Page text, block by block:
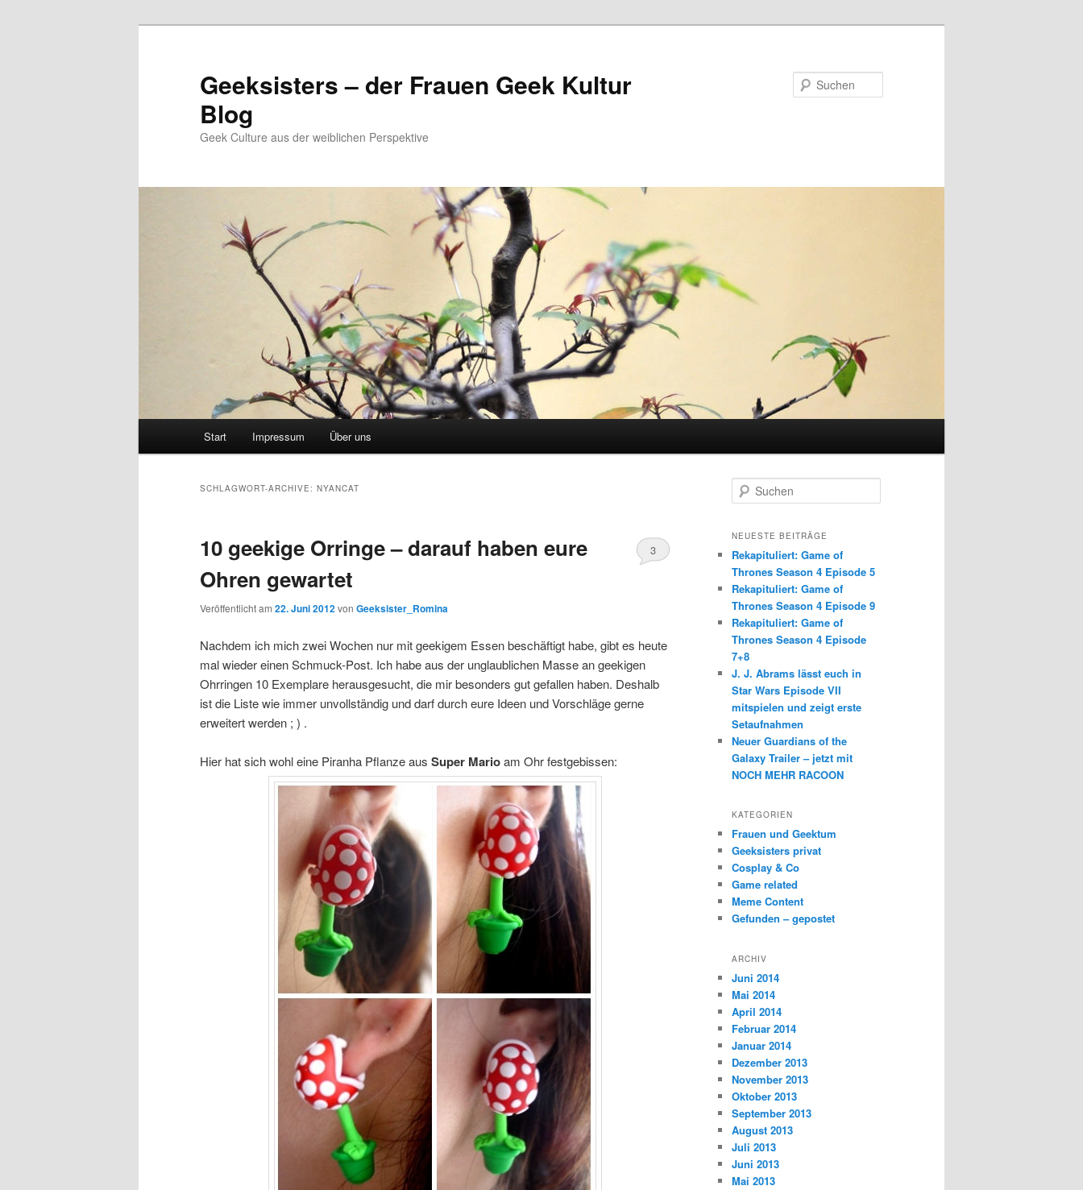
Geeksisters – der Frauen Geek Kultur
Blog
Geek Culture aus der weiblichen Perspektive
Start Impressum Über uns
SCHLAGWORT-ARCHIVE: NYANCAT
10 geekige Orringe – darauf haben eure
Ohren gewartet
Veröffentlicht am 22. Juni 2012von Geeksister_Romina
3
Nachdem ich mich zwei Wochen nur mit geekigem Essen beschäftigt habe, gibt es heute
mal wieder einen Schmuck-Post. Ich habe aus der unglaublichen Masse an geekigen
Ohrringen 10 Exemplare herausgesucht, die mir besonders gut gefallen haben. Deshalb
ist die Liste wie immer unvollständig und darf durch eure Ideen und Vorschläge gerne
erweitert werden ; ) .
Hier hat sich wohl eine Piranha Pflanze aus Super Marioam Ohr festgebissen:
u
h
n
NEUESTE BEITRÄGE
Rekapituliert: Game of
Thrones Season 4 Episode 5
Rekapituliert: Game of
Thrones Season 4 Episode 9
Rekapituliert: Game of
Thrones Season 4 Episode
7+8
J. J. Abrams lässt euch in
Star Wars Episode VII
mitspielen und zeigt erste
Setaufnahmen
Neuer Guardians of the
Galaxy Trailer – jetzt mit
NOCH MEHR RACOON
KATEGORIEN
Frauen und Geektum
Geeksisters privat
Cosplay & Co
Game related
Meme Content
Gefunden – gepostet
ARCHIV
Juni 2014
Mai 2014
April 2014
Februar 2014
Januar 2014
Dezember 2013
November 2013
Oktober 2013
September 2013
August 2013
Juli 2013
Juni 2013
Mai 2013